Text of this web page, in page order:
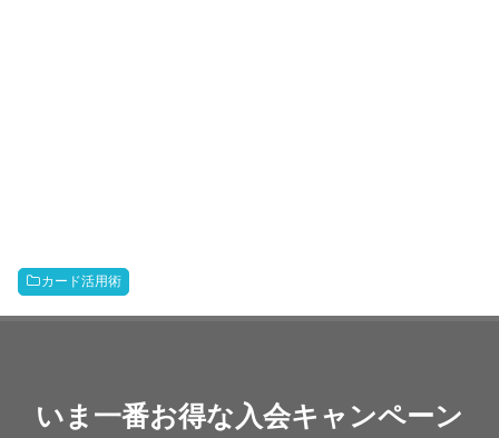
カード活用術
いま一番お得な入会キャンペーン